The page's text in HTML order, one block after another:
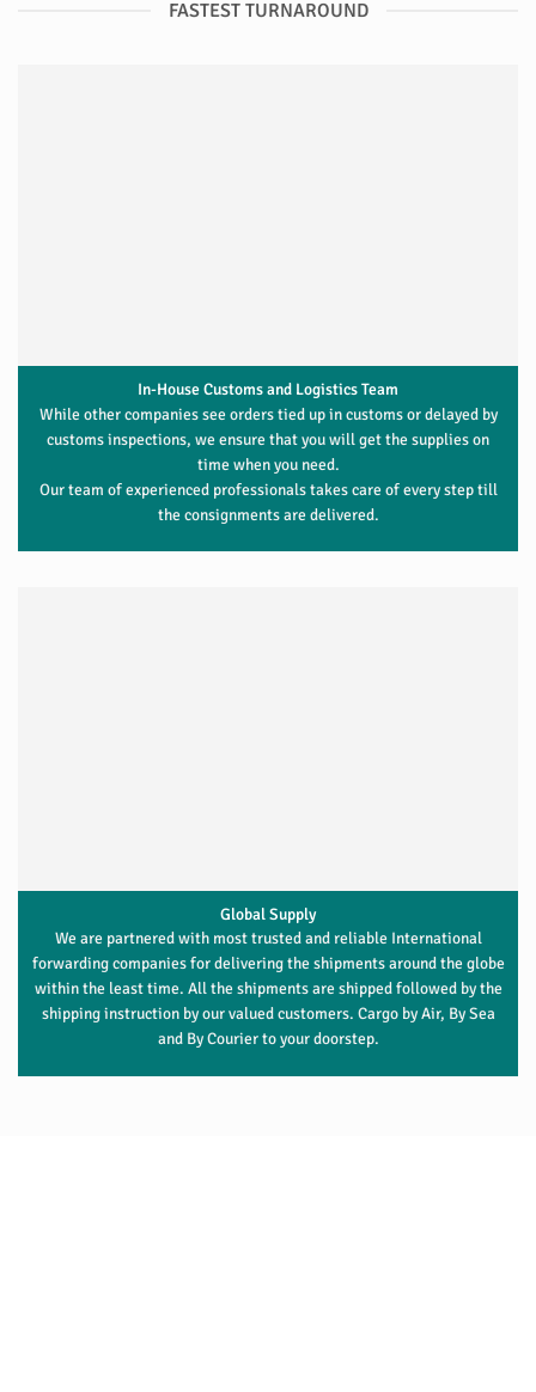
FASTEST TURNAROUND
In-House Customs and Logistics Team
While other companies see orders tied up in customs or delayed by
customs inspections, we ensure that you will get the supplies on
time when you need.
Our team of experienced professionals takes care of every step till
the consignments are delivered.
Global Supply
We are partnered with most trusted and reliable International
forwarding companies for delivering the shipments around the globe
within the least time. All the shipments are shipped followed by the
shipping instruction by our valued customers. Cargo by Air, By Sea
and By Courier to your doorstep.